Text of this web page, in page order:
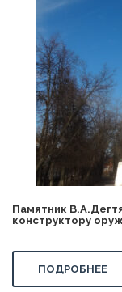
Памятник
конструктору
ПОДРОБНЕЕ